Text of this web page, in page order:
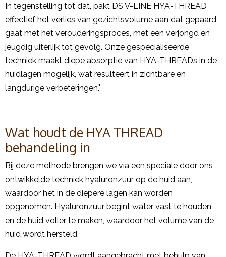
In tegenstelling tot dat, pakt DS V-LINE HYA-THREAD
effectief het verlies van gezichtsvolume aan dat gepaard
gaat met het verouderingsproces, met een verjongd en
jeugdig uiterlijk tot gevolg. Onze gespecialiseerde
techniek maakt diepe absorptie van HYA-THREADs in de
huidlagen mogelijk, wat resulteert in zichtbare en
langdurige verbeteringen."
Wat houdt de HYA THREAD
behandeling in
Bij deze methode brengen we via een speciale door ons
ontwikkelde techniek hyaluronzuur op de huid aan,
waardoor het in de diepere lagen kan worden
opgenomen. Hyaluronzuur begint water vast te houden
en de huid voller te maken, waardoor het volume van de
huid wordt hersteld.